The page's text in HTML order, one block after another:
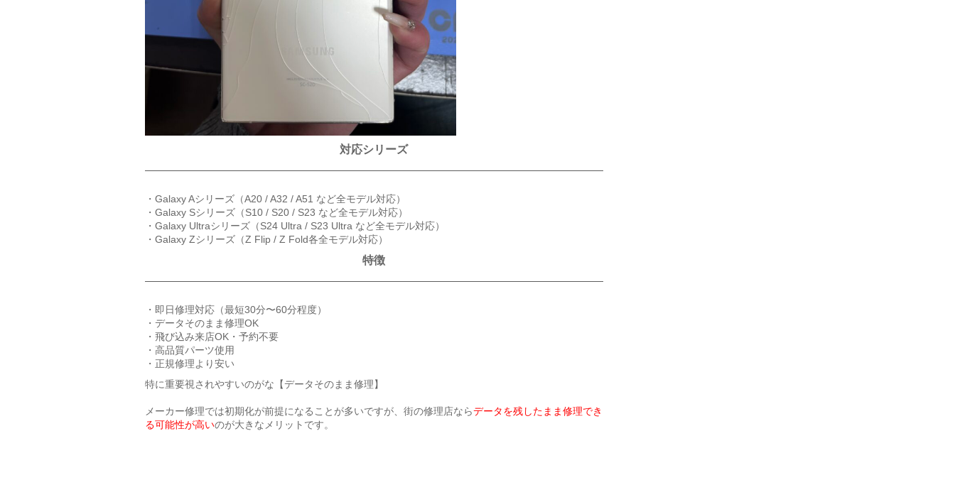
対応シリーズ
・Galaxy Aシリーズ（A20 / A32 / A51 など全モデル対応）
・Galaxy Sシリーズ（S10 / S20 / S23 など全モデル対応）
・Galaxy Ultraシリーズ（S24 Ultra / S23 Ultra など全モデル対応）
・Galaxy Zシリーズ（Z Flip / Z Fold各全モデル対応）
特徴
・即日修理対応（最短30分〜60分程度）
・データそのまま修理OK
・飛び込み来店OK・予約不要
・高品質パーツ使用
・正規修理より安い
特に重要視されやすいのがな【データそのまま修理】
メーカー修理では初期化が前提になることが多いですが、街の修理店ならデータを残したまま修理でき
る可能性が高いのが大きなメリットです。